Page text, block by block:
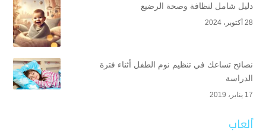
دليل شامل لنظافة وصحة الرضيع
28 أكتوبر، 2024
نصائح تساعك في تنظيم نوم الطفل أثناء فترة
الدراسة
17 يناير، 2019
ألعاب